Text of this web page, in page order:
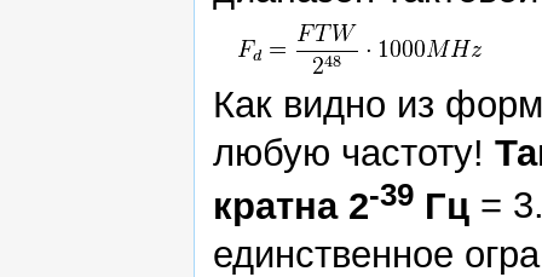
Как видно из
любую частоту!
кратна 2-39 Гц =
единственное